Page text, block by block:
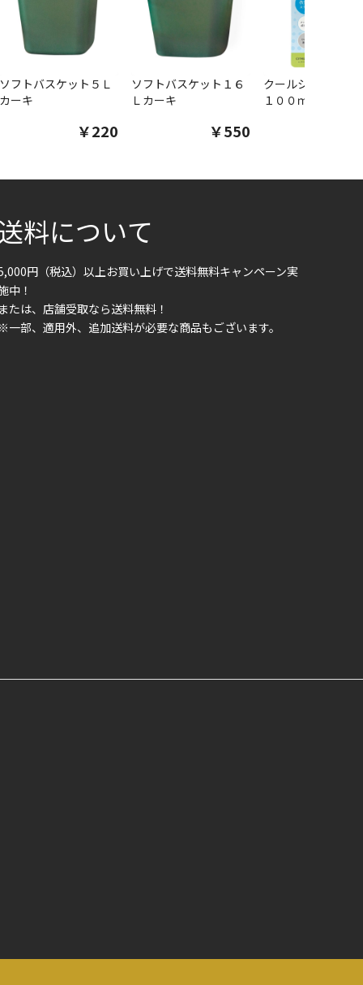
ソフトバスケット５Ｌ
カーキ
￥220
ソフトバスケット１６
Ｌカーキ
￥550
クールシャツスプ
１００ｍｌ
料について
円（税込）以上お買い上げで送料無料キャンペーン実
中！
または、店舗受取なら送料無料！
※一部、適用外、追加送料が必要な商品もございます。